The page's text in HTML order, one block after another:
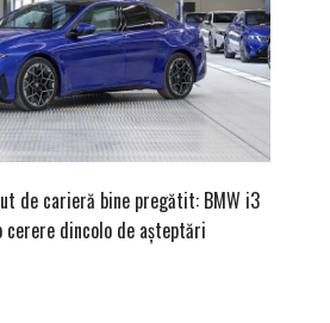
de carieră bine pregătit: BMW i3
dincolo de așteptări